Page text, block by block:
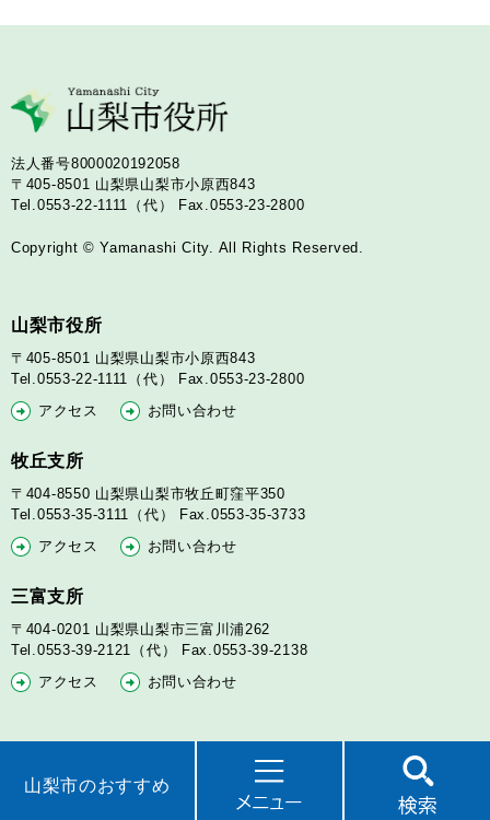
山梨市のおすすめ
法人番号8000020192058
〒405-8501 山梨県山梨市小原西843
Tel.0553-22-1111（代）
Fax.0553-23-2800
Copyright © Yamanashi City. All Rights Reserved.
山梨市役所
〒405-8501 山梨県山梨市小原西843
Tel.0553-22-1111（代）
Fax.0553-23-2800
アクセス
お問い合わせ
牧丘支所
〒404-8550 山梨県山梨市牧丘町窪平350
Tel.0553-35-3111（代）
Fax.0553-35-3733
アクセス
お問い合わせ
三富支所
〒404-0201 山梨県山梨市三富川浦262
Tel.0553-39-2121（代）
Fax.0553-39-2138
アクセス
お問い合わせ